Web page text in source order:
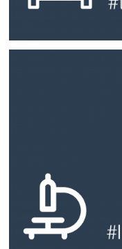
BIA ist seit Jahren einer
BIA bietet für die
spezielle
vom Einzelteil bis zur
Spezialanfertigungen.
und erreicht durch die